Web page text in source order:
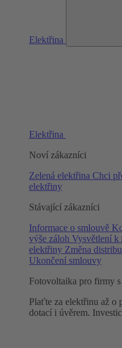
Elektřina
Elektřina
Noví zákazníci
Zelená elektřina Chci
elektřiny
Stávající zákazníci
Informace o smlouvě
výše záloh Vysvětlení k
elektřiny Změna
Ukončení smlouvy
Fotovoltaika pro firmy
Plaťte za elektřinu až o
dotací i úvěrem.